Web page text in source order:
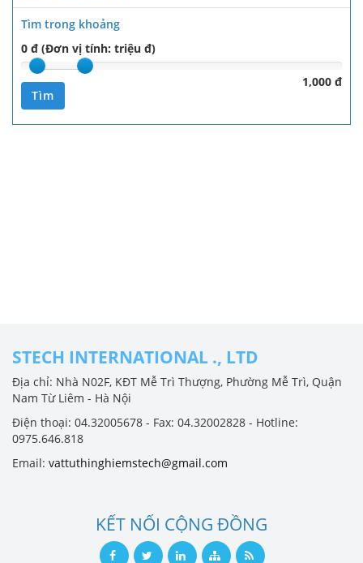
Tìm trong khoảng
0 đ (Đơn vị tính: triệu đ)
1,000 đ
Tìm
STECH INTERNATIONAL ., LTD
Địa chỉ: Nhà N02F, KĐT Mễ Trì Thượng, Phường Mễ Trì, Quận
Nam Từ Liêm - Hà Nội
Điện thoại: 04.32005678 - Fax: 04.32002828 - Hotline:
0975.646.818
Email: vattuthinghiemstech@gmail.com
KẾT NỐI CỘNG ĐỒNG